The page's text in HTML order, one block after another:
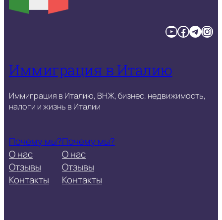
YouTube Facebook TelegramInstagram
Иммиграция в Италию
Иммиграция в Италию, ВНЖ, бизнес, недвижимость,
налоги и жизнь в Италии
Почему мы?
О нас
Отзывы
Контакты
Почему мы?
О нас
Отзывы
Контакты